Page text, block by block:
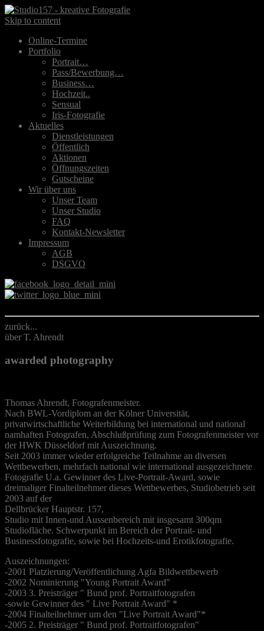
Skip to content
Online-Termine
Portfolio
Portrait…
Pass/Bewerbung…
Business…
Hochzeit..
Sensual
Iris-Fotografie
Aktuelles
Dienstleistungen
Öffentlich
Aktionen
Öffnungszeiten
Gutscheine
Wir über uns
Unser Team
Unser Studio
FAQ
Kontakt-Newsletter
Impressum
AGB
DSGVO
zurück...
über T. Ahrendt
awarded photography
Thomas Ahrendt, Fotografenmeister.
Nach BWL-Vordiplom an der Kölner Universität,
privatwirtschaftliche Weiterbildung bei international und national
namhaften Fotografen, Abschlußprüfung zum Fotografenmeister vor
der HWK Düsseldorf mit Auszeichnung.
Seit 2003 immer wieder erfolgreiche Teilnahme an diversen
Wettbewerben, mehrfach national wie international ausgezeichnete
Fotografie U.a. Gewinner des Live-Portrait-Award, sowie
dreimaliger Finalteilnehmer dieses Wettbewerbes, Studiobetrieb seit
2003 auf der
Dellbrücker Hauptstr. 157,
Studio mit Innen-und Aussenbereich mit insgesamt 300qm
Studiofläche. Schwerpunkt im Bereich der Portrait- und
Businessfotografie, sowie bei Hochzeits-und Erotikfotografie.
Auszeichnungen:
-2001 Platzierung/Veröffentlichung Agfa Bildwettbewerb
-2002 Nominierung "Young Portrait Award"
-2003 3. Preisträger " Bund prof. Portraitfotografen
-sowie Gewinner des " Live Portrait Award" *
-2004 Finalteilnehmer um den "Live Portrait Award"*
-2005 2. Preisträger " Bund prof. Portraitfotografen"